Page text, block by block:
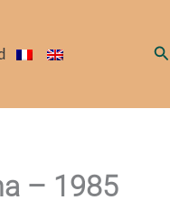
– 1985